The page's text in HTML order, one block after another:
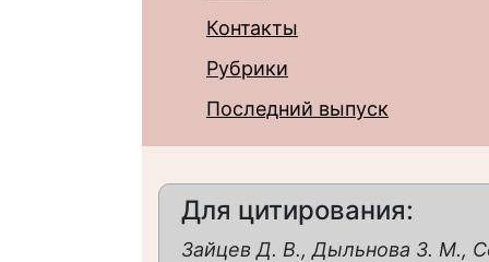
Контакты
Рубрики
Последний выпуск
Для цитирования:
Зайцев Д. В., Дыльнова З. М.,